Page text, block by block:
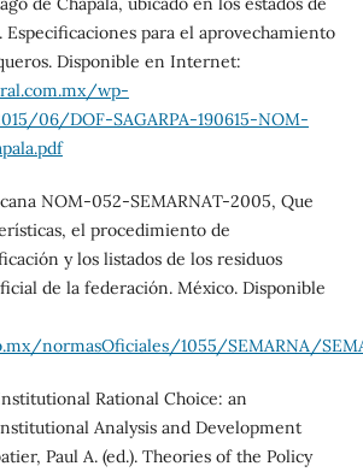
Especificaciones para el aprovechamiento
Disponible en Internet:
wp-
06/DOF-SAGARPA-190615-NOM-
NOM-052-SEMARNAT-2005, Que
el procedimiento de
y los listados de los residuos
de la federación. México. Disponible
normasOficiales/1055/SEMARNA/
Rational Choice: an
Analysis and Development
Paul A. (ed.). Theories of the Policy